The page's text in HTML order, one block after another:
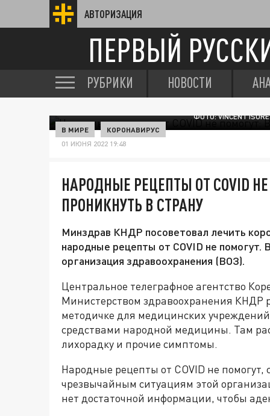
АВТОРИЗАЦИЯ
ПЕРВЫЙ
РУБРИКИ НОВОСТИ
ФОТО: VINCENT ISORE
В МИРЕ КОРОНАВИРУС
01 ИЮНЯ 2022 19:48
НАРОДНЫЕ РЕЦЕПТЫ ОТ COVID
ПРОНИКНУТЬ В СТРАНУ
Минздрав КНДР посоветовал лечить
народные рецепты от COVID не помогут.
организация здравоохранения (ВОЗ).
Центральное телеграфное агентство
Министерством здравоохранения КНДР
методичке для медицинских учреждений
средствами народной медицины. Там
лихорадку и прочие симптомы.
Народные рецепты от COVID не
чрезвычайным ситуациям этой
нет достаточной информации, чтобы